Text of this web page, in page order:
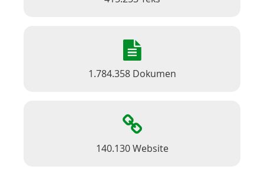
1.784.358 Dokumen
140.130 Website